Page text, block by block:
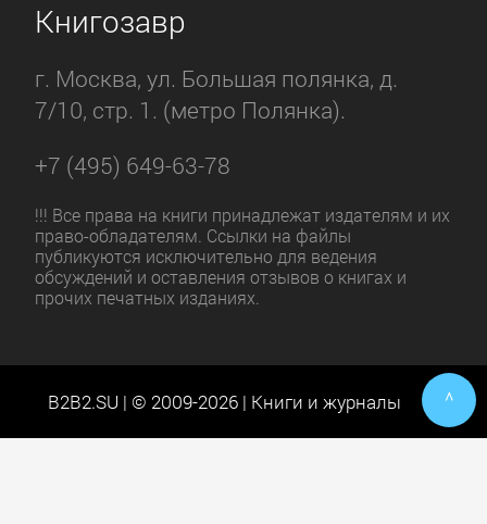
Книгозавр
г. Москва, ул. Большая полянка, д.
7/10, стр. 1. (метро Полянка).
+7 (495) 649-63-78
!!! Все права на книги принадлежат издателям и их
право-обладателям. Ссылки на файлы
публикуются исключительно для ведения
обсуждений и оставления отзывов о книгах и
прочих печатных изданиях.
B2B2.SU | © 2009-2026 | Книги и журналы ^